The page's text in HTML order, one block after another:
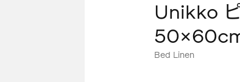
Unikko
Bed Linen